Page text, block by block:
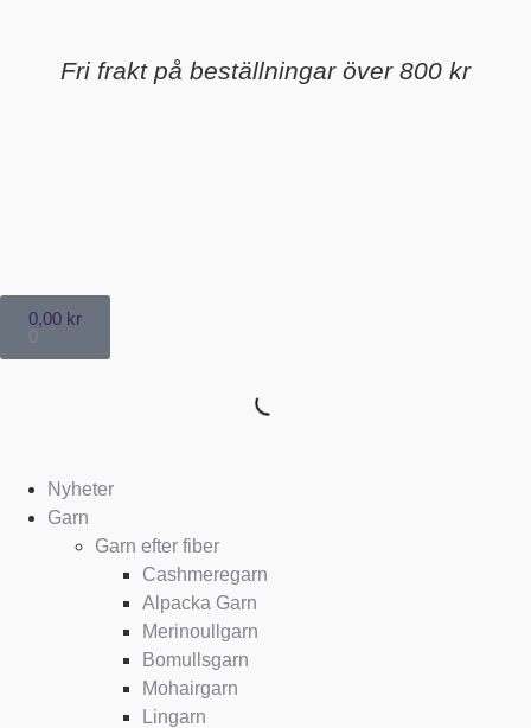
Fri frakt på beställningar över 800 kr
0,00 kr
0
Nyheter
Garn
Garn efter fiber
Cashmeregarn
Alpacka Garn
Merinoullgarn
Bomullsgarn
Mohairgarn
Lingarn